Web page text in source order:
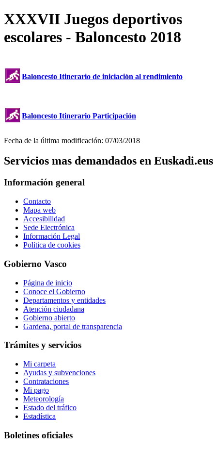
XXXVII Juegos deportivos
escolares - Baloncesto 2018
Baloncesto Itinerario de iniciación al rendimiento
Baloncesto Itinerario Participación
Fecha de la última modificación: 07/03/2018
Servicios mas demandados en Euskadi.eus
Información general
Contacto
Mapa web
Accesibilidad
Sede Electrónica
Información Legal
Política de cookies
Gobierno Vasco
Página de inicio
Conoce el Gobierno
Departamentos y entidades
Atención ciudadana
Gobierno abierto
Gardena, portal de transparencia
Trámites y servicios
Mi carpeta
Ayudas y subvenciones
Contrataciones
Mi pago
Meteorología
Estado del tráfico
Estadística
Boletines oficiales